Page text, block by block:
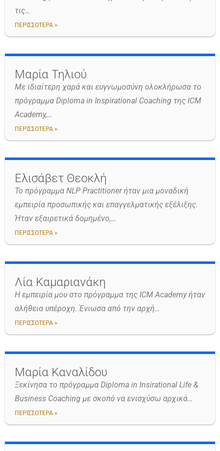
τις…
ΠΕΡΙΣΣΟΤΕΡΑ »
Μαρία Τηλιού
Με ιδιαίτερη χαρά και ευγνωμοσύνη ολοκλήρωσα το
πρόγραμμα Diploma in Inspirational Coaching της ICM
Academy,…
ΠΕΡΙΣΣΟΤΕΡΑ »
Ελισάβετ Θεοκλή
Το πρόγραμμα NLP Practitioner ήταν μια μοναδική
εμπειρία προσωπικής και επαγγελματικής εξέλιξης.
Ήταν εξαιρετικά δομημένο,…
ΠΕΡΙΣΣΟΤΕΡΑ »
Λία Καμαριανάκη
Η εμπειρία μου στο πρόγραμμα της ICM Academy ήταν
αλήθεια υπέροχη. Ένιωσα από την αρχή…
ΠΕΡΙΣΣΟΤΕΡΑ »
Μαρία Καναλίδου
Ξεκίνησα το πρόγραμμα Diploma in Insirational Life &
Business Coaching με σκοπό να ενισχύσω αρχικά…
ΠΕΡΙΣΣΟΤΕΡΑ »